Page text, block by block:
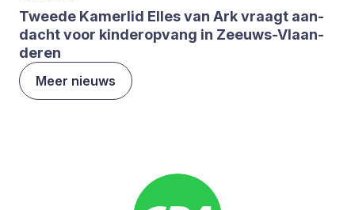
Twee­de Kamer­lid Elles van Ark vraagt aan­
dacht voor kin­der­op­vang in Zeeuws-Vlaan­
de­ren
Meer nieuws